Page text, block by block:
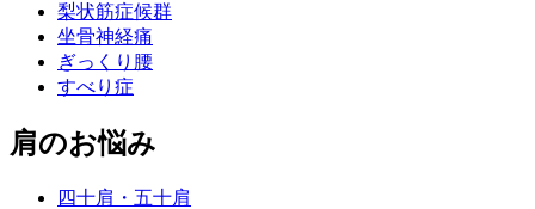
梨状筋症候群
坐骨神経痛
ぎっくり腰
すべり症
肩のお悩み
四十肩・五十肩